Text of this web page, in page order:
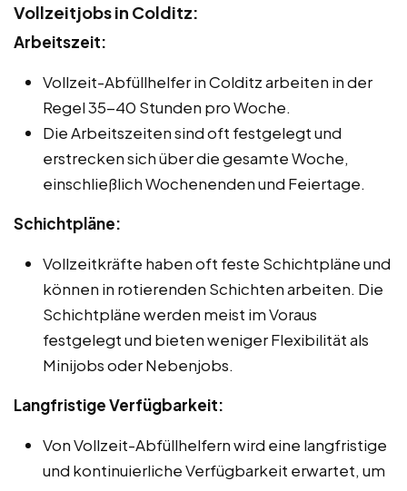
Vollzeitjobs in Colditz:
Arbeitszeit:
Vollzeit-Abfüllhelfer in Colditz arbeiten in der
Regel 35-40 Stunden pro Woche.
Die Arbeitszeiten sind oft festgelegt und
erstrecken sich über die gesamte Woche,
einschließlich Wochenenden und Feiertage.
Schichtpläne:
Vollzeitkräfte haben oft feste Schichtpläne und
können in rotierenden Schichten arbeiten. Die
Schichtpläne werden meist im Voraus
festgelegt und bieten weniger Flexibilität als
Minijobs oder Nebenjobs.
Langfristige Verfügbarkeit:
Von Vollzeit-Abfüllhelfern wird eine langfristige
und kontinuierliche Verfügbarkeit erwartet, um